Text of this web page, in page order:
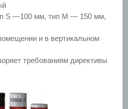
S —100 мм, тип М — 150 мм,
и в вертикальном
требованиям директивы